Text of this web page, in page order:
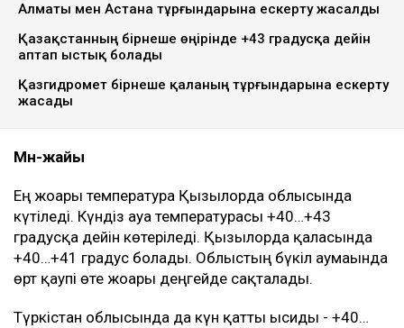
Алматы мен Астана тұрғындарына ескерту жасалды
Қазақстанның бірнеше өңірінде +43 градусқа дейін
аптап ыстық болады
Қазгидромет бірнеше қаланың тұрғындарына ескерту
жасады
Мән-жайы
Ең жоғары температура Қызылорда облысында
күтіледі. Күндіз ауа температурасы +40…+43
градусқа дейін көтеріледі. Қызылорда қаласында
+40…+41 градус болады. Облыстың бүкіл аумағында
өрт қаупі өте жоғары деңгейде сақталады.
Түркістан облысында да күн қатты ысиды - +40…